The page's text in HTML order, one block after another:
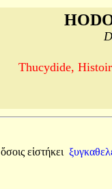
Thucydide,
ὅσοις εἱστήκει